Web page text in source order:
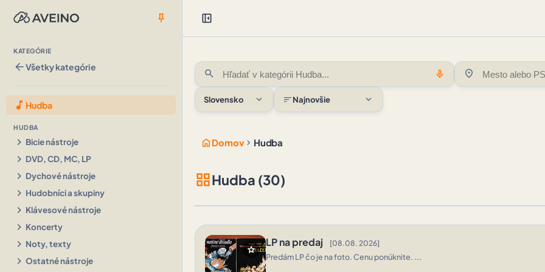
push_pin
KATEGÓRIE
arrow_backVšetky kategórie
music_note Hudba
HUDBA
chevron_right Bicie nástroje
chevron_right DVD, CD, MC, LP
chevron_right Dychové nástroje
chevron_right Hudobníci a skupiny
chevron_right Klávesové nástroje
chevron_right Koncerty
chevron_right Noty, texty
chevron_right Ostatné nástroje
left_panel_close
search mic location_on
Slovensko expand_more sortNajnovšie expand_more
home Domov chevron_right Hudba
grid_viewHudba (30)
star
LP na predaj [08.08. 2026]
Predám LP čo je na foto. Cenu ponúknite. ...